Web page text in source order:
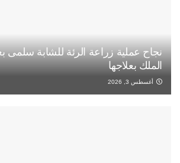
نجاح عملية زراعة الرئة للشابة سلمى
الملك بعلاجها
أغسطس 3, 2026